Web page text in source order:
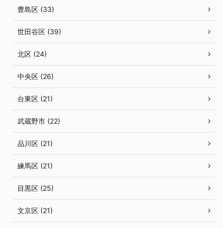
豊島区 (33)
世田谷区 (39)
北区 (24)
中央区 (26)
台東区 (21)
武蔵野市 (22)
品川区 (21)
練馬区 (21)
目黒区 (25)
文京区 (21)